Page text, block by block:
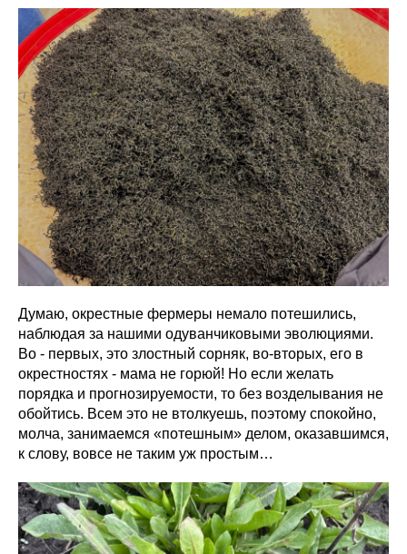
Думаю, окрестные фермеры немало потешились,
наблюдая за нашими одуванчиковыми эволюциями.
Во - первых, это злостный сорняк, во-вторых, его в
окрестностях - мама не горюй! Но если желать
порядка и прогнозируемости, то без возделывания не
обойтись. Всем это не втолкуешь, поэтому спокойно,
молча, занимаемся «потешным» делом, оказавшимся,
к слову, вовсе не таким уж простым…